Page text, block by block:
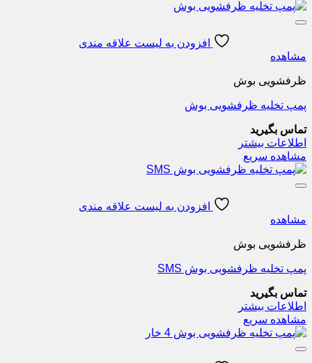
افزودن به لیست علاقه مندی
مشاهده
ظرفشویی بوش
پمپ تخلیه ظرفشویی بوش
تماس بگیرید
اطلاعات بیشتر
مشاهده سریع
افزودن به لیست علاقه مندی
مشاهده
ظرفشویی بوش
پمپ تخلیه ظرفشویی بوش SMS
تماس بگیرید
اطلاعات بیشتر
مشاهده سریع